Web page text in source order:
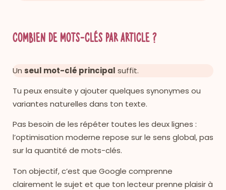
Combien de mots-clés par article ?
Un seul mot-clé principal suffit.
Tu peux ensuite y ajouter quelques synonymes ou
variantes naturelles dans ton texte.
Pas besoin de les répéter toutes les deux lignes :
l’optimisation moderne repose sur le sens global, pas
sur la quantité de mots-clés.
Ton objectif, c’est que Google comprenne
clairement le sujet et que ton lecteur prenne plaisir à